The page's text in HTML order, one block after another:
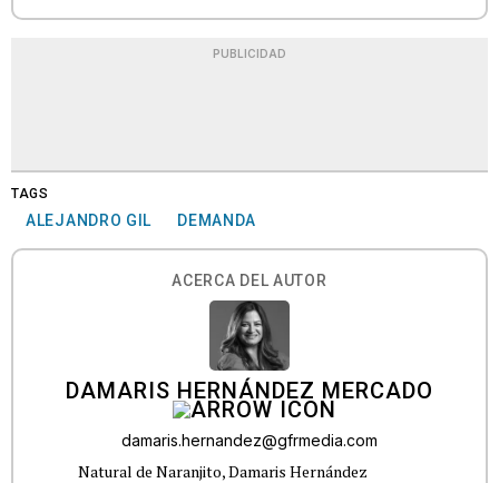
PUBLICIDAD
TAGS
ALEJANDRO GIL DEMANDA
ACERCA DEL AUTOR
DAMARIS HERNÁNDEZ MERCADO
damaris.hernandez@gfrmedia.com
Natural de Naranjito, Damaris Hernández